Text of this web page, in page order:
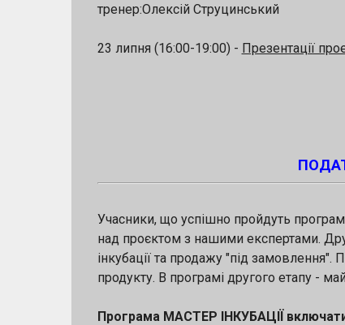
тренер:Олексій Струцинський
23 липня (16:00-19:00) - Презентації
Учасники, що успішно пройдуть
над проєктом з нашими експертами.
інкубації та продажу "під
продукту. В програмі другого етапу -
Програма МАСТЕР ІНКУБАЦІЇ